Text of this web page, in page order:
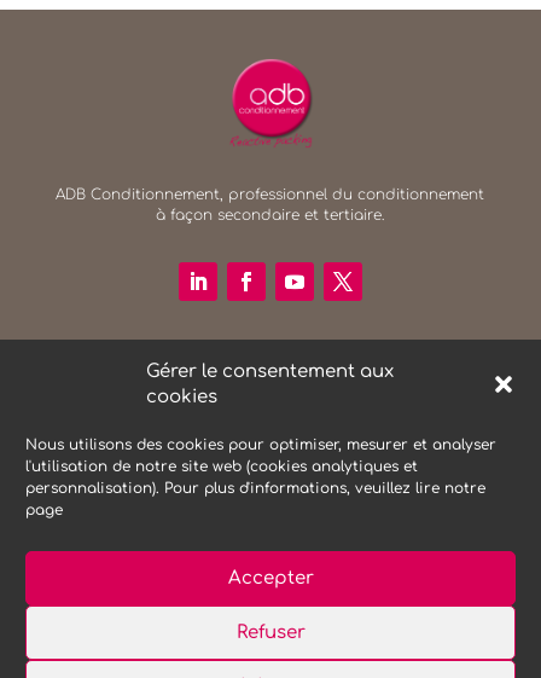
Gérer le consentement aux
cookies
Nous utilisons des cookies pour optimiser, mesurer et analyser
l'utilisation de notre site web (cookies analytiques et
personnalisation). Pour plus d'informations, veuillez lire notre
page
Accepter
Refuser
ADB Conditionnement, professionnel du conditionnement
à façon secondaire et tertiaire.
RECHERCHER SUR LE SITE
Search Button
NEWSLETTER